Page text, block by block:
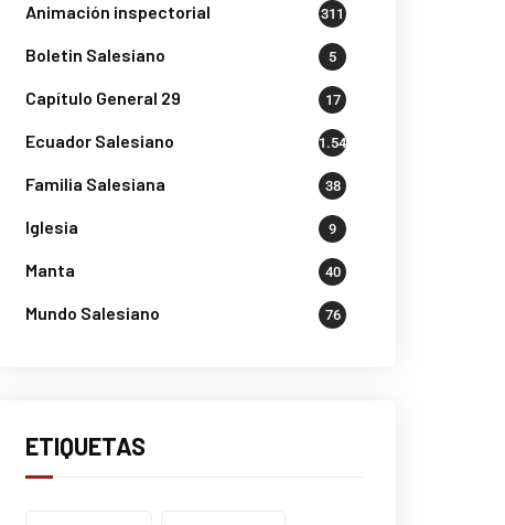
Animación inspectorial 311
Boletin Salesiano 5
Capítulo General 29 17
Ecuador Salesiano 1.541
Familia Salesiana 38
Iglesia 9
Manta 40
Mundo Salesiano 76
ETIQUETAS